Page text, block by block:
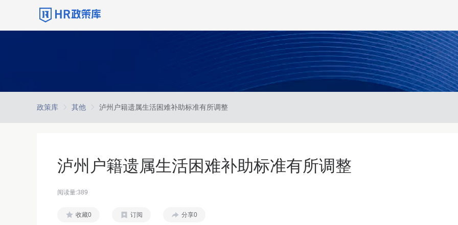
政策库 其他 泸州户籍遗属生活困难补助标准有所调整
泸州户籍遗属生活困难补助标准有所调整
阅读量:389
收藏0 订阅 分享0